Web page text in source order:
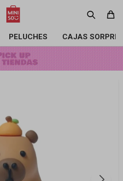
PELUCHES CAJAS